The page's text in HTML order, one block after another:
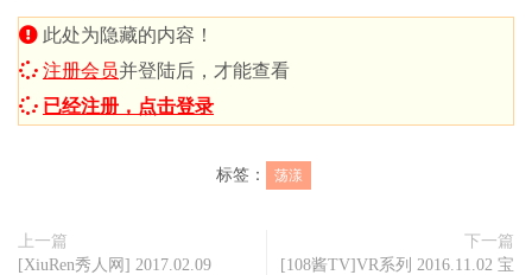
此处为隐藏的内容！
注册会员并登陆后，才能查看
已经注册，点击登录
标签： 荡漾
上一篇
[XiuRen秀人网] 2017.02.09
下一篇
[108酱TV]VR系列 2016.11.02 宝